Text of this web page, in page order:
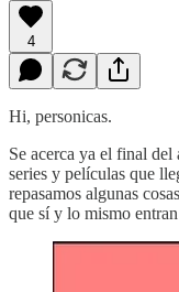
4
Hi, personicas.
Se acerca ya el final del
series y películas que
repasamos algunas
que sí y lo mismo